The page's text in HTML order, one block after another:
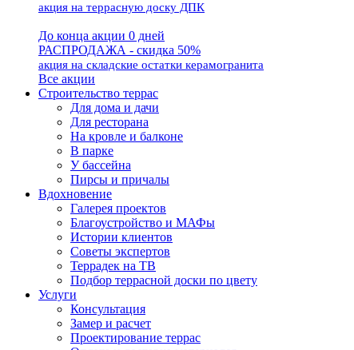
акция на террасную доску ДПК
До конца акции 0 дней
РАСПРОДАЖА - скидка 50%
акция на складские остатки керамогранита
Все акции
Строительство террас
Для дома и дачи
Для ресторана
На кровле и балконе
В парке
У бассейна
Пирсы и причалы
Вдохновение
Галерея проектов
Благоустройство и МАФы
Истории клиентов
Советы экспертов
Террадек на ТВ
Подбор террасной доски по цвету
Услуги
Консультация
Замер и расчет
Проектирование террас